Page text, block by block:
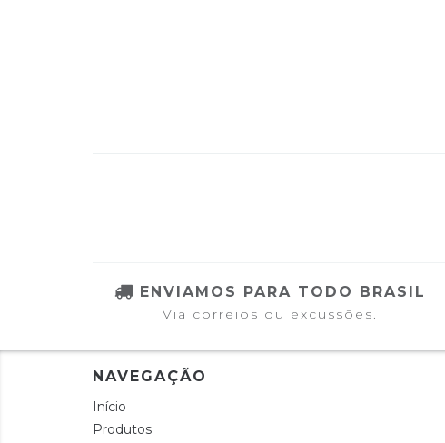
ENVIAMOS PARA TODO BRASIL
Via correios ou excussões.
NAVEGAÇÃO
Início
Produtos